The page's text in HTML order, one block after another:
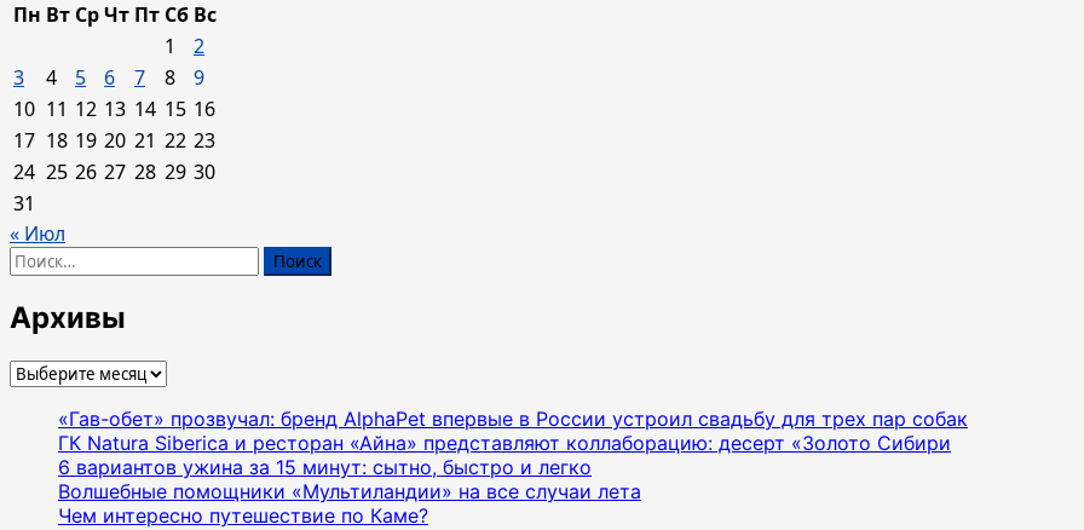
Пн Вт СрЧт Пт Сб Вс
1
2
3
4 5 6 7 8
9
10 11 12 13 14 15 16
17 18 19 20 21 22 23
24 25 26 27 28 29 30
31
« Июл
Найти:
Архивы
Архивы
«Гав-обет» прозвучал: бренд AlphaPet впервые в России устроил свадьбу для трех пар собак
ГК Natura Siberica и ресторан «Айна» представляют коллаборацию: десерт «Золото Сибири
6 вариантов ужина за 15 минут: сытно, быстро и легко
Волшебные помощники «Мультиландии» на все случаи лета
Чем интересно путешествие по Каме?